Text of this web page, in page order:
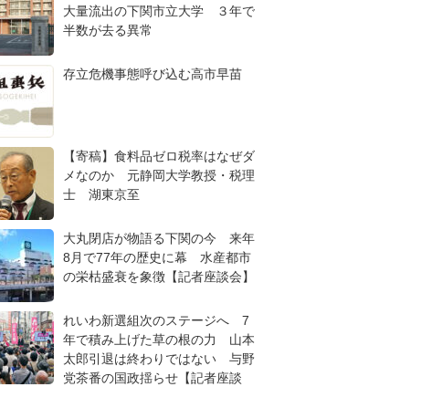
大量流出の下関市立大学 ３年で
半数が去る異常
存立危機事態呼び込む高市早苗
【寄稿】食料品ゼロ税率はなぜダ
メなのか 元静岡大学教授・税理
士 湖東京至
大丸閉店が物語る下関の今 来年
8月で77年の歴史に幕 水産都市
の栄枯盛衰を象徴【記者座談会】
れいわ新選組次のステージへ 7
年で積み上げた草の根の力 山本
太郎引退は終わりではない 与野
党茶番の国政揺らせ【記者座談